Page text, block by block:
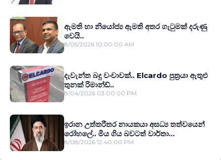
ඇමති හා නියෝජ්‍ය ඇමති අතර ගැටුමක් දරුණු
වෙයි..
8/05/2026 10:00:00 AM
දැවැන්ත බදු වංචාවක්.. Elcardo පුත‍්‍රයා ඇතුළු
තුනක් රිමාන්ඩ්..
8/04/2026 03:00:00 PM
ඉරාන උත්තරීතර නායකයා අසධ්‍ය තත්වයෙන්
රෝහලේ.. මිය ගිය බවටත් වාර්තා...
8/08/2026 12:40:00 PM